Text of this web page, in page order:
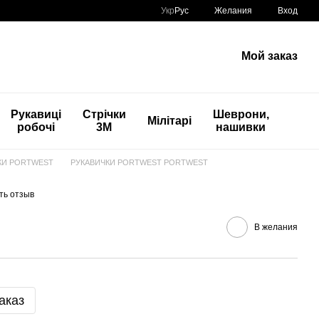
Укр Рус Желания Вход
Мой заказ
Рукавиці
робочі
Стрічки
3М
Мілітарі
Шеврони,
нашивки
PORTWEST РУКАВИЧКИ PORTWEST PORTWEST
отзыв
В желания